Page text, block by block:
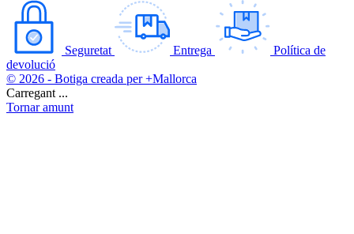
Seguretat Entrega
Política de
devolució
© 2026 - Botiga creada per +Mallorca
Carregant ...
Tornar amunt